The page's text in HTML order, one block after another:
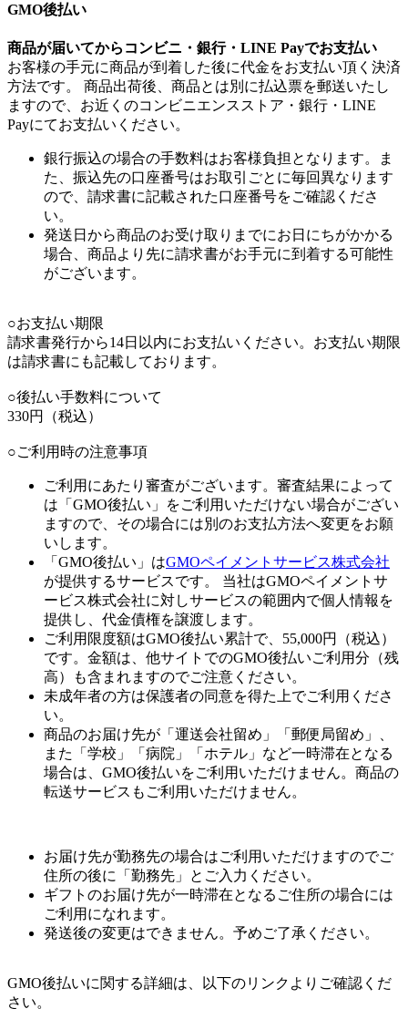
GMO後払い
商品が届いてからコンビニ・銀行・LINE Payでお支払い
お客様の手元に商品が到着した後に代金をお支払い頂く決済
方法です。 商品出荷後、商品とは別に払込票を郵送いたし
ますので、お近くのコンビニエンスストア・銀行・LINE
Payにてお支払いください。
銀行振込の場合の手数料はお客様負担となります。ま
た、振込先の口座番号はお取引ごとに毎回異なります
ので、請求書に記載された口座番号をご確認くださ
い。
発送日から商品のお受け取りまでにお日にちがかかる
場合、商品より先に請求書がお手元に到着する可能性
がございます。
○お支払い期限
請求書発行から14日以内にお支払いください。お支払い期限
は請求書にも記載しております。
○後払い手数料について
330円（税込）
○ご利用時の注意事項
ご利用にあたり審査がございます。審査結果によって
は「GMO後払い」をご利用いただけない場合がござい
ますので、その場合には別のお支払方法へ変更をお願
いします。
「GMO後払い」はGMOペイメントサービス株式会社
が提供するサービスです。 当社はGMOペイメントサ
ービス株式会社に対しサービスの範囲内で個人情報を
提供し、代金債権を譲渡します。
ご利用限度額はGMO後払い累計で、55,000円（税込）
です。金額は、他サイトでのGMO後払いご利用分（残
高）も含まれますのでご注意ください。
未成年者の方は保護者の同意を得た上でご利用くださ
い。
商品のお届け先が「運送会社留め」「郵便局留め」、
また「学校」「病院」「ホテル」など一時滞在となる
場合は、GMO後払いをご利用いただけません。商品の
転送サービスもご利用いただけません。
お届け先が勤務先の場合はご利用いただけますのでご
住所の後に「勤務先」とご入力ください。
ギフトのお届け先が一時滞在となるご住所の場合には
ご利用になれます。
発送後の変更はできません。予めご了承ください。
GMO後払いに関する詳細は、以下のリンクよりご確認くだ
さい。